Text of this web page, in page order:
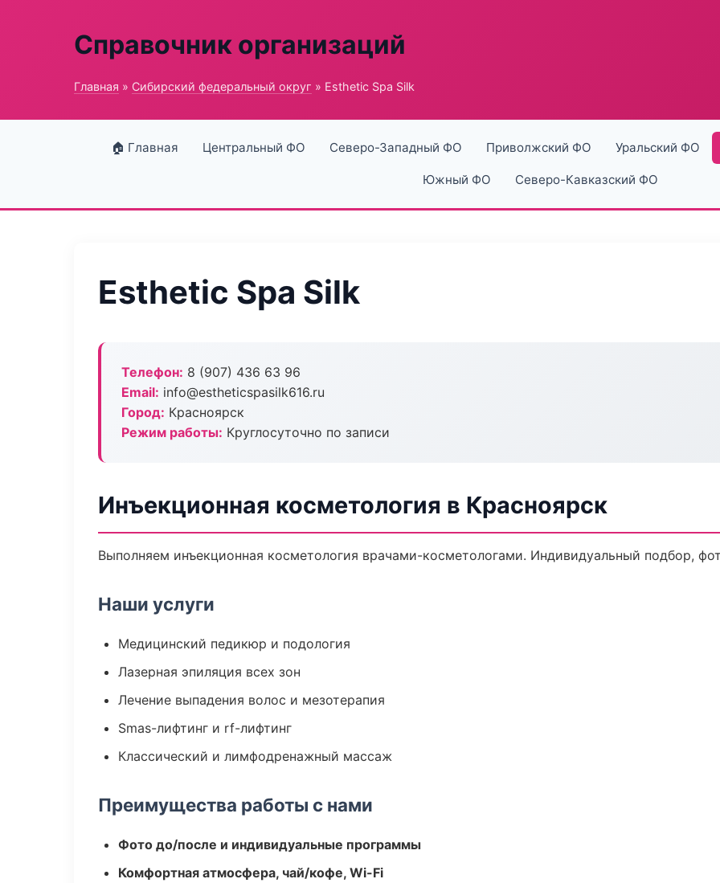
Справочник организаций
Главная » Сибирский федеральный округ » Esthetic Spa Silk
🏠 Главная Центральный ФО Северо-Западный ФО Приволжский ФО Уральский ФО
Южный ФО Северо-Кавказский ФО
Esthetic Spa Silk
Телефон: 8 (907) 436 63 96
Email: info@estheticspasilk616.ru
Город: Красноярск
Режим работы: Круглосуточно по записи
Инъекционная косметология в Красноярск
Выполняем инъекционная косметология врачами-косметологами. Индивидуальный подбор,
Наши услуги
Медицинский педикюр и подология
Лазерная эпиляция всех зон
Лечение выпадения волос и мезотерапия
Smas-лифтинг и rf-лифтинг
Классический и лимфодренажный массаж
Преимущества работы с нами
Фото до/после и индивидуальные программы
Комфортная атмосфера, чай/кофе, Wi-Fi